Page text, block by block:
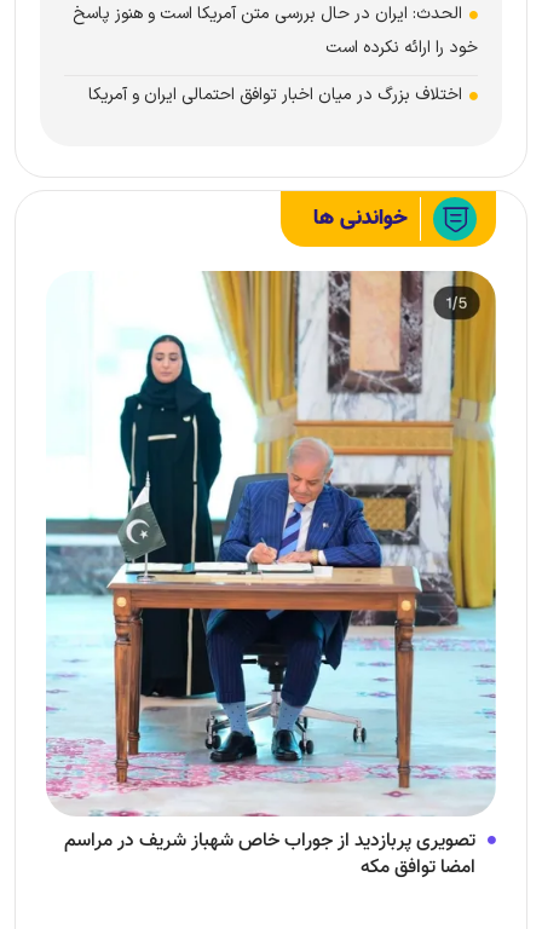
الحدث: ایران در حال بررسی متن آمریکا است و هنوز پاسخ
خود را ارائه نکرده است
اختلاف بزرگ در میان اخبار توافق احتمالی ایران و آمریکا
خواندنی ها
تصویری پربازدید از جوراب‌ خاص شهباز شریف در مراسم
امضا توافق‌ مکه